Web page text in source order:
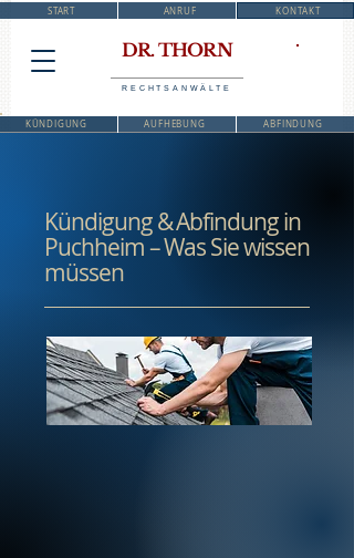
START ANRUF KONTAKT
DR. THORN
RECHTSANWÄLTE
KÜNDIGUNG AUFHEBUNG ABFINDUNG
Kündigung & Abfindung in
Puchheim – Was Sie wissen
müssen